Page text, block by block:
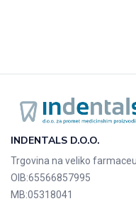
INDENTALS D.O.O.
Trgovina na veliko
OIB:65566857995
MB:05318041